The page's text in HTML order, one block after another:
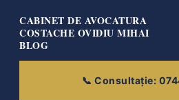
content
CABINET DE AVOCATURA
COSTACHE OVIDIU MIHAI
BLOG